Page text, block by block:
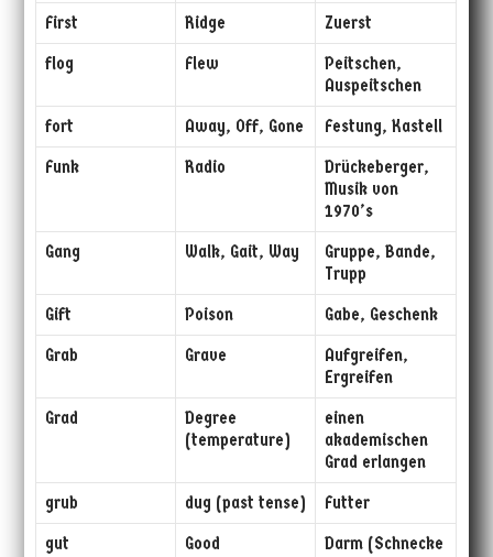
First Ridge
Zuerst
flog
Flew
Peitschen,
Auspeitschen
fort
Away, Off, Gone
Festung, Kastell
Funk
Radio
Drückeberger,
Musik von
1970’s
Gang
Walk, Gait, Way
Gruppe, Bande,
Trupp
Gift
Poison
Gabe, Geschenk
Grab
Grave
Aufgreifen,
Ergreifen
Grad
Degree
(temperature)
einen
akademischen
Grad erlangen
grub
dug (past tense)
Futter
gut
Good
Darm (Schnecke